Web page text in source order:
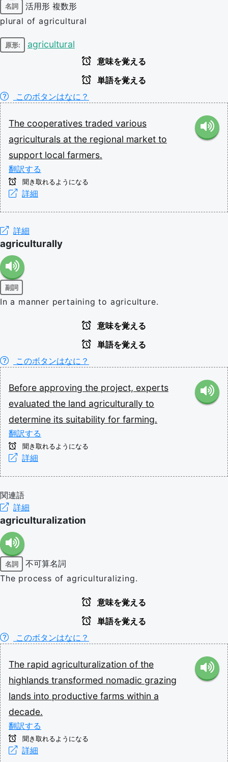
名詞 活用形 複数形
plural of agricultural
原形: agricultural
意味を覚える
単語を覚える
このボタンはなに？
The cooperatives traded various
agriculturals at the regional market to
support local farmers.
翻訳する
聞き取れるようになる
詳細
詳細
agriculturally
副詞
In a manner pertaining to agriculture.
意味を覚える
単語を覚える
このボタンはなに？
Before approving the project, experts
evaluated the land agriculturally to
determine its suitability for farming.
翻訳する
聞き取れるようになる
詳細
関連語
詳細
agriculturalization
名詞
不可算名詞
The process of agriculturalizing.
意味を覚える
単語を覚える
このボタンはなに？
The rapid agriculturalization of the
highlands transformed nomadic grazing
lands into productive farms within a
decade.
翻訳する
聞き取れるようになる
詳細